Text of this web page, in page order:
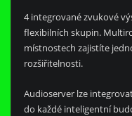
4 integrované zvukové
flexibilních skupin.
místnostech zajistíte
rozšiřitelnosti.
Audioserver lze
do každé inteligentní